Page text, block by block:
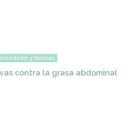
y Noticias
contra la grasa abdominal